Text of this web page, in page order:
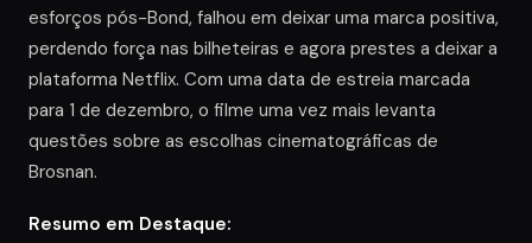
esforços pós-Bond, falhou em deixar uma marca positiva,
perdendo força nas bilheteiras e agora prestes a deixar a
plataforma Netflix. Com uma data de estreia marcada
para 1 de dezembro, o filme uma vez mais levanta
questões sobre as escolhas cinematográficas de
Brosnan.
Resumo em Destaque: